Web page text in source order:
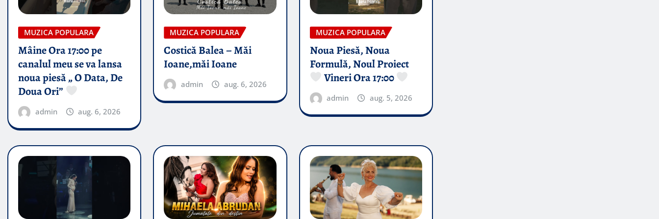
MUZICA POPULARA
Mâine Ora 17:00 pe
canalul meu se va lansa
noua piesă „ O Data, De
Doua Ori”
admin aug. 6, 2026
MUZICA POPULARA
Costică Balea – Măi
Ioane,măi Ioane
admin aug. 6, 2026
MUZICA POPULARA
Noua Piesă, Noua
Formulă, Noul Proiect
Vineri Ora 17:00
admin aug. 5, 2026